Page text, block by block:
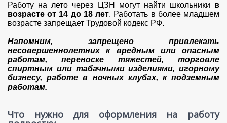
Работу на лето через ЦЗН могут найти школьники в
возрасте от 14 до 18 лет. Работать в более младшем
возрасте запрещает Трудовой кодекс РФ.
Напомним, запрещено привлекать
несовершеннолетних к вредным или опасным
работам, переноске тяжестей, торговле
спиртным или табачными изделиями, игорному
бизнесу, работе в ночных клубах, к подземным
работам.
Что нужно для оформления на работу